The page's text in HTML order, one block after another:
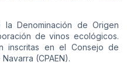
Denominación de Origen
de vinos ecológicos.
inscritas en el Consejo de
(CPAEN).